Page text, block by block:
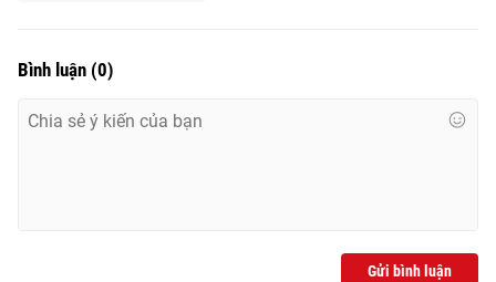
Bình luận (0)
Gửi bình luận